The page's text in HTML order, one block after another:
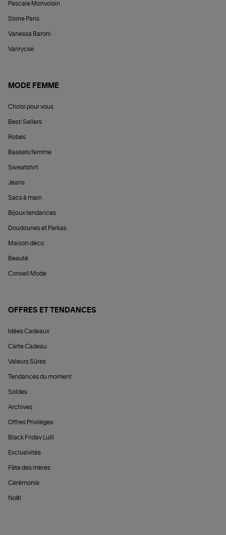
Pascale Monvoisin
Stone Paris
Vanessa Baroni
Vanrycke
MODE FEMME
Choisi pour vous
Best-Sellers
Robes
Baskets femme
Sweatshirt
Jeans
Sacs à main
Bijoux tendances
Doudounes et Parkas
Maison déco
Beauté
Conseil Mode
OFFRES ET TENDANCES
Idées Cadeaux
Carte Cadeau
Valeurs Sûres
Tendances du moment
Soldes
Archives
Offres Privilèges
Black Friday Lulli
Exclusivités
Fête des mères
Cérémonie
Noël